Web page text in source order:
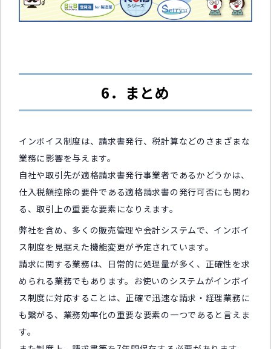
6．まとめ
インボイス制度は、請求書発行、税計算などのさまざまな
業務に影響を与えます。
自社や取引先が適格請求書発行事業者であるかどうかは、
仕入税額控除の要件である適格請求書の発行可否にも関わ
る、取引上の重要な要素になりえます。
弊社を含め、多くの販売管理や会計システムで、インボイ
ス制度を見据えた機能変更が予定されています。
請求に関する業務は、日常的に処理量が多く、正確性を求
められる業務でもあります。お使いのシステムがインボイ
ス制度に対応することは、正確で迅速な請求・経理業務に
も繋がる、業務効率化の重要な要素の一つであると言えま
す。